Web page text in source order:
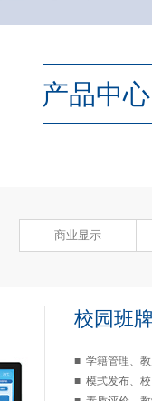
产品中心
商业显示
校园班
■ 学籍管理、
■ 模式发布、